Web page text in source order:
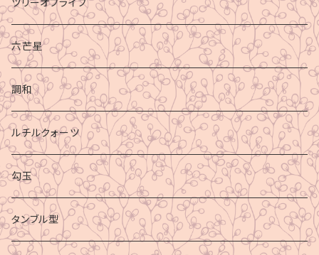
六芒星
調和
ルチルクォーツ
勾玉
タンブル型